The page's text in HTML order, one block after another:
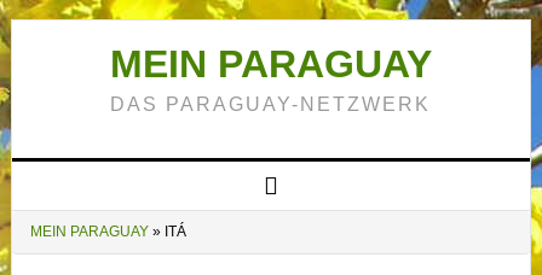
MEIN PARAGUAY
DAS PARAGUAY-NETZWERK
MEIN PARAGUAY» ITÁ